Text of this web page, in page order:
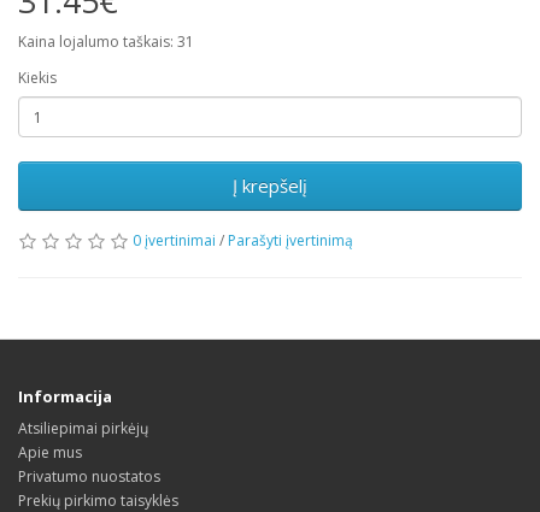
Kaina lojalumo taškais: 31
Kiekis
Į krepšelį
0 įvertinimai / Parašyti įvertinimą
Informacija
Atsiliepimai pirkėjų
Apie mus
Privatumo nuostatos
Prekių pirkimo taisyklės